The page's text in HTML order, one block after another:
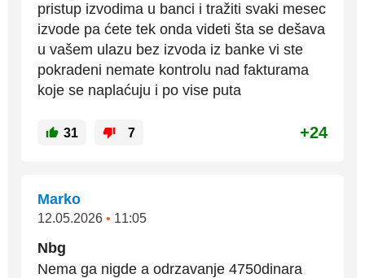
pristup izvodima u banci i tražiti svaki mesec
izvode pa ćete tek onda videti šta se dešava
u vašem ulazu bez izvoda iz banke vi ste
pokradeni nemate kontrolu nad fakturama
koje se naplaćuju i po vise puta
31 7 +24
Marko
12.05.2026 • 11:05
Nbg
Nema ga nigde a odrzavanje 4750dinara